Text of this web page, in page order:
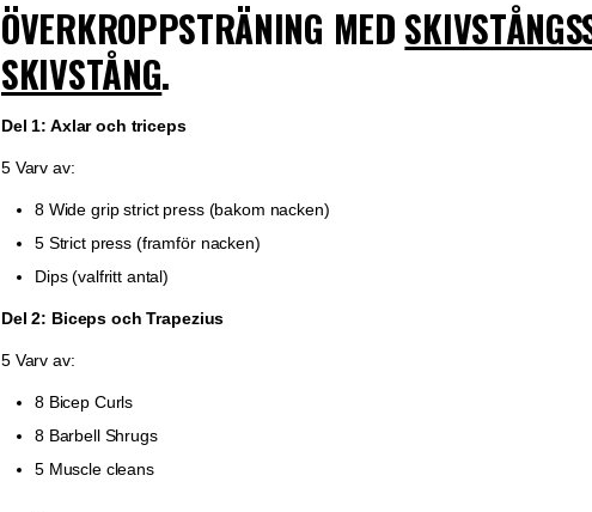
ÖVERKROPPSTRÄNING MED
SKIVSTÅNG.
Del 1: Axlar och triceps
5 Varv av:
8 Wide grip strict press (bakom nacken)
5 Strict press (framför nacken)
Dips (valfritt antal)
Del 2: Biceps och Trapezius
5 Varv av:
8 Bicep Curls
8 Barbell Shrugs
5 Muscle cleans